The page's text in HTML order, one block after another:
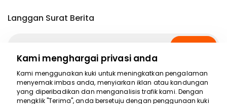
Langgan Surat Berita
Langgan
Media Sosial
Kami menghargai privasi anda
Kami menggunakan kuki untuk meningkatkan pengalaman
menyemak imbas anda, menyiarkan iklan atau kandungan
yang diperibadikan dan menganalisis trafik kami. Dengan
mengklik "Terima", anda bersetuju dengan penggunaan kuki